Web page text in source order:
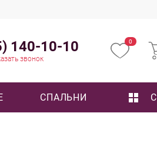
140-10-10
звонок
0
СПАЛЬНИ